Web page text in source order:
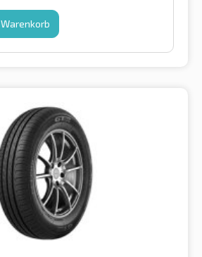
Warenkorb